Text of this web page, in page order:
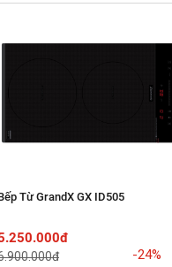
Từ GrandX GX ID505
-24%